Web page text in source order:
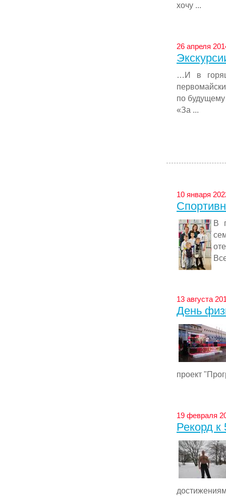
хочу ...
26 апреля
…И в
по
«За ...
10 января
В
13 августа
День
проект
19 февраля
Рекорд